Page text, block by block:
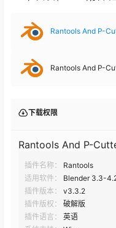
Rantools And P-
Rantools And P-
下载权限
Rantools And P-
插件名称：
Rantools
适用软件：
Blender 3.3-
插件版本：
v3.3.2
插件版权：
破解版
插件语言：
英语